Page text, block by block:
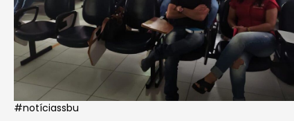
#notíciassbu